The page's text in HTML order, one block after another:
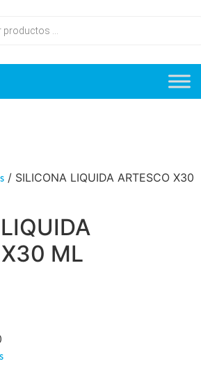
/ SILICONA LIQUIDA ARTESCO X30
ML